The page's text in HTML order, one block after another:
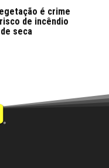
é crime
de incêndio
seca